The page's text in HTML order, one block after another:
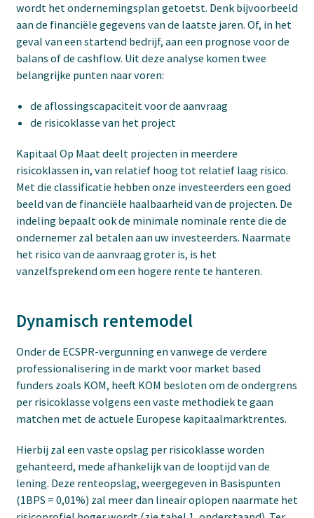
wordt het ondernemingsplan getoetst. Denk bijvoorbeeld
aan de financiële gegevens van de laatste jaren. Of, in het
geval van een startend bedrijf, aan een prognose voor de
balans of de cashflow. Uit deze analyse komen twee
belangrijke punten naar voren:
de aflossingscapaciteit voor de aanvraag
de risicoklasse van het project
Kapitaal Op Maat deelt projecten in meerdere
risicoklassen in, van relatief hoog tot relatief laag risico.
Met die classificatie hebben onze investeerders een goed
beeld van de financiële haalbaarheid van de projecten. De
indeling bepaalt ook de minimale nominale rente die de
ondernemer zal betalen aan uw investeerders. Naarmate
het risico van de aanvraag groter is, is het
vanzelfsprekend om een hogere rente te hanteren.
Dynamisch rentemodel
Onder de ECSPR-vergunning en vanwege de verdere
professionalisering in de markt voor market based
funders zoals KOM, heeft KOM besloten om de ondergrens
per risicoklasse volgens een vaste methodiek te gaan
matchen met de actuele Europese kapitaalmarktrentes.
Hierbij zal een vaste opslag per risicoklasse worden
gehanteerd, mede afhankelijk van de looptijd van de
lening. Deze renteopslag, weergegeven in Basispunten
(1BPS = 0,01%) zal meer dan lineair oplopen naarmate het